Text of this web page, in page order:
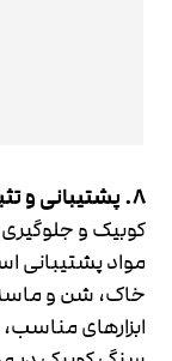
8. پشتیبانی و تثبیت
کوبیک و جلوگیری
مواد پشتیبانی
خاک، شن و ماسه
ابزارهای